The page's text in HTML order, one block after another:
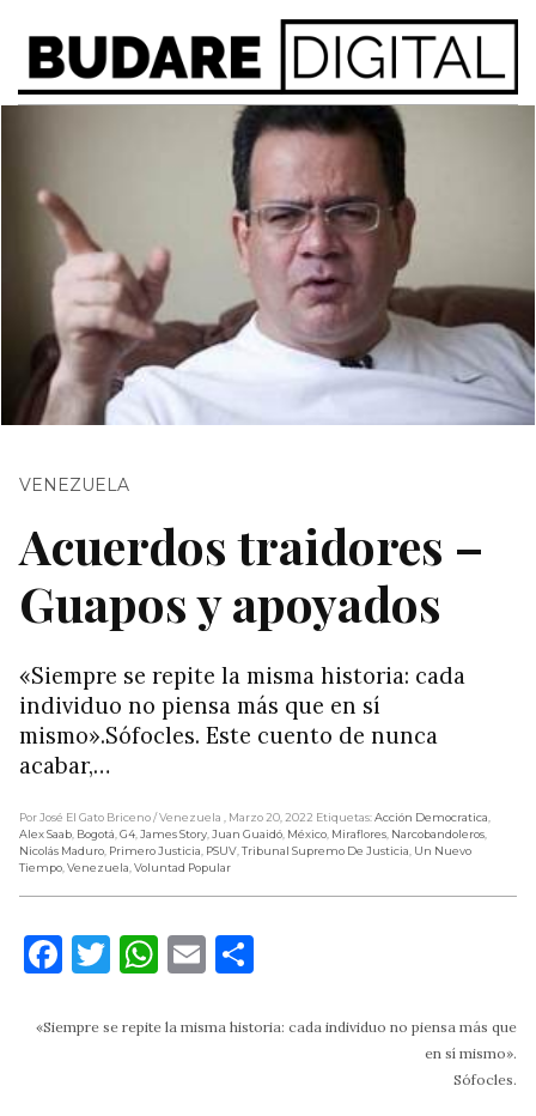
VENEZUELA
Acuerdos traidores –
Guapos y apoyados
«Siempre se repite la misma historia: cada
individuo no piensa más que en sí
mismo».Sófocles. Este cuento de nunca
acabar,…
Por José El Gato Briceno/ Venezuela , Marzo 20, 2022 Etiquetas:Acción Democratica,
Alex Saab, Bogotá,G4,James Story,Juan Guaidó, México, Miraflores, Narcobandoleros,
Nicolás Maduro, Primero Justicia, PSUV,Tribunal Supremo De Justicia, Un Nuevo
Tiempo,Venezuela,Voluntad Popular
Facebook
Twitter
WhatsApp
Email
«Siempre se repite la misma historia: cada individuo no piensa más que
en sí mismo».
Sófocles.